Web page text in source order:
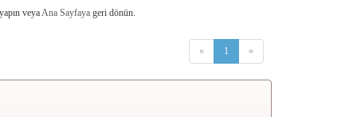
veyaAna Sayfayageri dönün.
« 1 »